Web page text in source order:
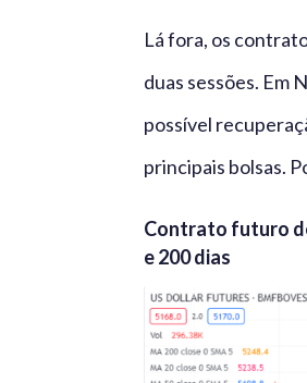
Lá fora, os
duas sessões. Em
possível
principais bolsas.
Contrato futuro
e 200 dias